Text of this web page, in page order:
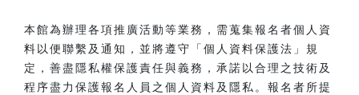
本館為辦理各項推廣活動等業務，需蒐集報名者個人資
料以便聯繫及通知，並將遵守「個人資料保護法」規
定，善盡隱私權保護責任與義務，承諾以合理之技術及
程序盡力保護報名人員之個人資料及隱私。報名者所提